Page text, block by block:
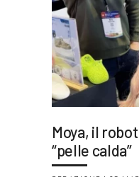
Moya, il
“pelle calda”